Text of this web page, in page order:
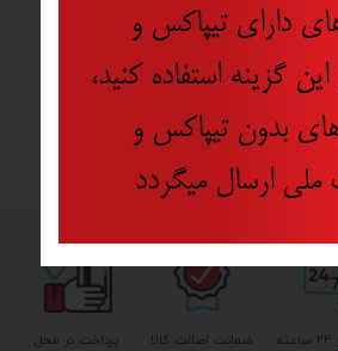
پرداخت در محل ضمانت اصالت کالا
دارای تیپاکس و
گزینه استفاده کنید،
بدون تیپاکس و
ارسال میگردد